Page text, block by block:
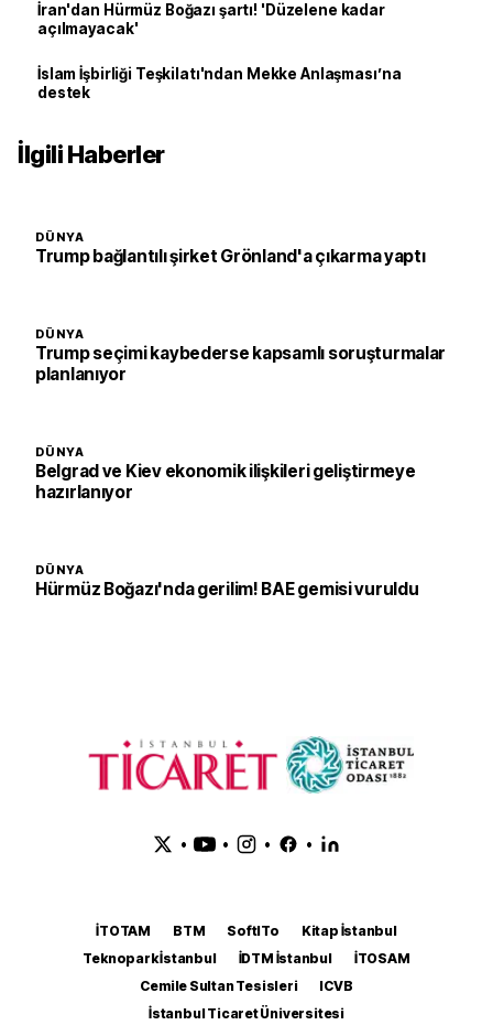
İran'dan Hürmüz Boğazı şartı! 'Düzelene kadar
açılmayacak'
İslam İşbirliği Teşkilatı'ndan Mekke Anlaşması’na
destek
İlgili Haberler
DÜNYA
Trump bağlantılı şirket Grönland'a çıkarma yaptı
DÜNYA
Trump seçimi kaybederse kapsamlı soruşturmalar
planlanıyor
DÜNYA
Belgrad ve Kiev ekonomik ilişkileri geliştirmeye
hazırlanıyor
DÜNYA
Hürmüz Boğazı'nda gerilim! BAE gemisi vuruldu
• • • •
İTOTAM BTM SoftITo
Kitap İstanbul
Teknopark İstanbul
İDTM İstanbul
İTOSAM
Cemile Sultan Tesisleri
ICVB
İstanbul Ticaret Üniversitesi